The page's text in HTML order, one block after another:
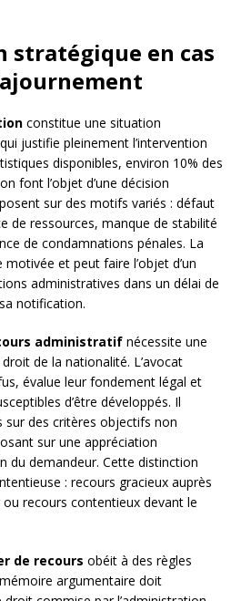
stratégique en cas
constitue une situation
justifie pleinement l’intervention
disponibles, environ 10% des
font l’objet d’une décision
sur des motifs variés : défaut
de ressources, manque de stabilité
de condamnations pénales. La
et peut faire l’objet d’un
administratives dans un délai de
notification.
administratif nécessite une
de la nationalité. L’avocat
évalue leur fondement légal et
d’être développés. Il
sur des critères objectifs non
sur une appréciation
du demandeur. Cette distinction
: recours gracieux auprès
ou recours contentieux devant le
de recours obéit à des règles
argumentaire doit